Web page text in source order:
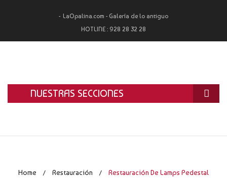
LaOpalina.com - Galería de lo antiguo
HOTLINE : 928 28 32 28
NUESTRAS SECCIONES
LA OPALINA
Home / Restauración / Restauración De Lamps Pedestal